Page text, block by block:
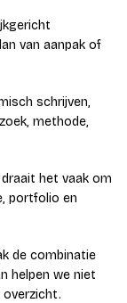
van aanpak of
schrijven,
methode,
draait het vaak om
portfolio en
de combinatie
helpen we niet
overzicht.